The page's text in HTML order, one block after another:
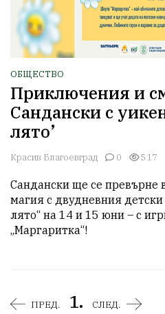
ОБЩЕСТВО
Приключения и
Сандански с
лято’
Красив Благоевград 0 517
Сандански ще се превърне
магия с двудневния
лято“ на 14 и 15 юни – с
„Маргаритка“!
ПРЕД. 1. СЛЕД.